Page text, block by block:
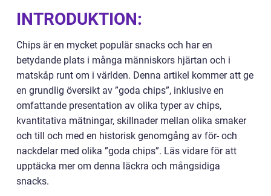
INTRODUKTION:
Chips är en mycket populär snacks och har en
betydande plats i många människors hjärtan och i
matskåp runt om i världen. Denna artikel kommer att ge
en grundlig översikt av ”goda chips”, inklusive en
omfattande presentation av olika typer av chips,
kvantitativa mätningar, skillnader mellan olika smaker
och till och med en historisk genomgång av för- och
nackdelar med olika ”goda chips”. Läs vidare för att
upptäcka mer om denna läckra och mångsidiga
snacks.